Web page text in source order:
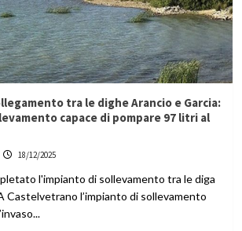
tra le dighe Arancio e Garcia:
capace di pompare 97 litri al
18/12/2025
l'impianto di sollevamento tra le diga
Castelvetrano l’impianto di sollevamento